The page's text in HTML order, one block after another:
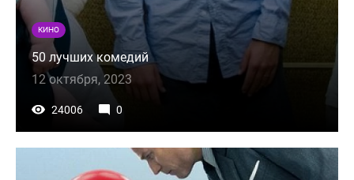
КИНО
50 лучших комедий
12 октября, 2023
24006 0